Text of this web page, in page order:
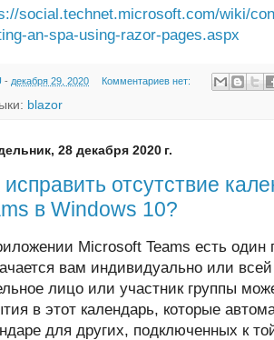
social.technet.microsoft.com/wiki/
an-spa-using-razor-pages.aspx
- декабря 29, 2020 Комментариев нет:
blazor
28 декабря 2020 г.
исправить отсутствие
в Windows 10?
Microsoft Teams есть один
вам индивидуально или
лицо или участник группы
в этот календарь, которые
для других, подключенных к